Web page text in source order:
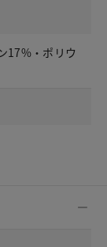
17%・ポリウ